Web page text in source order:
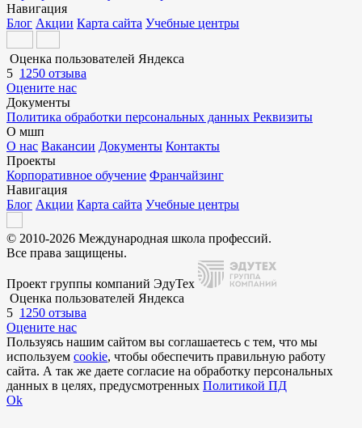
Навигация
Блог Акции Карта сайта Учебные центры
Оценка пользователей Яндекса
5 1250 отзыва
Оцените нас
Документы
Политика обработки персональных данных Реквизиты
О мшп
О нас Вакансии Документы Контакты
Проекты
Корпоративное обучение Франчайзинг
Навигация
Блог Акции Карта сайта Учебные центры
© 2010-2026 Международная школа профессий.
Все права защищены.
Проект группы компаний ЭдуТех
Оценка пользователей Яндекса
5 1250 отзыва
Оцените нас
Пользуясь нашим сайтом вы соглашаетесь с тем, что мы
используем cookie, чтобы обеспечить правильную работу
сайта. А так же даете согласие на обработку персональных
данных в целях, предусмотренных Политикой ПД
Ok